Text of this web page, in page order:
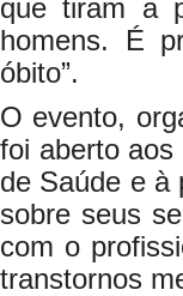
que tiram a
homens. É
óbito”.
O evento,
foi aberto aos
de Saúde e à
sobre seus
com o
transtornos